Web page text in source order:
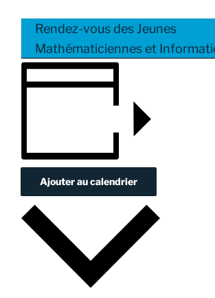
Rendez-vous des Jeunes
Mathématiciennes et
Ajouter au calendrier